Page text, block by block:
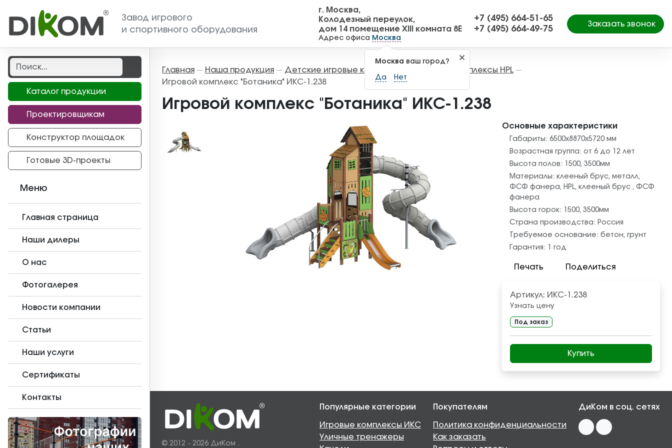
Завод игрового
и спортивного оборудования
г. Москва,
Колодезный переулок,
дом 14 помещение XIII комната 8Е
Адрес офиса Москва
Москва ваш город?
Да Нет
+7 (495) 664-51-65
+7 (495) 664-49-75
Заказать звонок
Каталог продукции
Проектировщикам
Конструктор площадок
Готовые 3D-проекты
Меню
Главная страница
Наши дилеры
О нас
Фотогалерея
Новости компании
Статьи
Наши услуги
Сертификаты
Контакты
Главная — Наша продукция — Детские игровые комплексы Игровые комплексы HPL —
Игровой комплекс "Ботаника" ИКС-1.238
Игровой комплекс "Ботаника" ИКС-1.238
Основные характеристики
Габариты: 6500x8870x5720 мм
Возрастная группа: от 6 до 12 лет
Высота полов:
1500, 3500мм
Материалы: клееный брус, металл,
ФСФ фанера, HPL, клееный брус , ФСФ
фанера
Высота горок:
1500, 3500мм
Страна производства: Россия
Требуемое основание: бетон, грунт
Гарантия:
1 год
Печать Поделиться
Артикул: ИКС-1.238
Узнать цену
Под заказ
Купить
© 2012 - 2026 ДиКом .
Популярные категории
Игровые комплексы ИКС
Уличные тренажеры
Покупателям
Политика конфиденциальности
Как заказать
ДиКом в соц. сетях